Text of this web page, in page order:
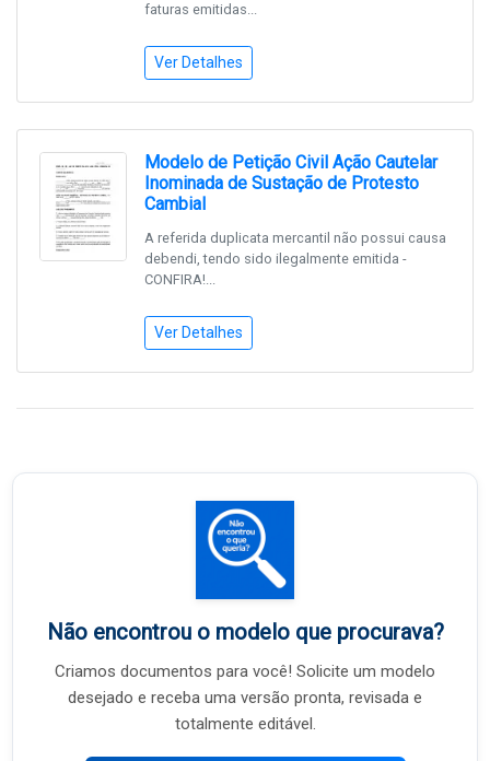
faturas emitidas...
Ver Detalhes
Modelo de Petição Civil Ação Cautelar
Inominada de Sustação de Protesto
Cambial
A referida duplicata mercantil não possui causa
debendi, tendo sido ilegalmente emitida -
CONFIRA!...
Ver Detalhes
Não encontrou o modelo que procurava?
Criamos documentos para você! Solicite um modelo
desejado e receba uma versão pronta, revisada e
totalmente editável.